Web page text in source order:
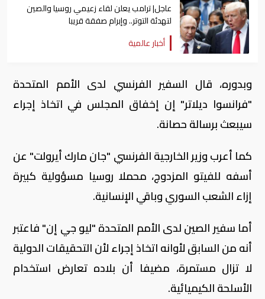
عاجل| ترامب يعلن لقاء زعيمي روسيا والصين
لتهدئة التوتر.. وإبرام صفقة قريبا
أخبار عالمية
وبدوره، قال السفير الفرنسي لدى الأمم المتحدة
"فرانسوا ديلاتر" إن إخفاق المجلس في اتخاذ إجراء
سيبعث برسالة حصانة.
كما أعرب وزير الخارجية الفرنسي "جان مارك أيرولت" عن
أسفه للفيتو المزدوج، محملا روسيا مسؤولية كبيرة
إزاء الشعب السوري وباقي الإنسانية.
أما سفير الصين لدى الأمم المتحدة "ليو جي إن" فاعتبر
أنه من السابق لأوانه اتخاذ إجراء لأن التحقيقات الدولية
لا تزال مستمرة، مضيفا أن بلاده تعارض استخدام
الأسلحة الكيميائية.